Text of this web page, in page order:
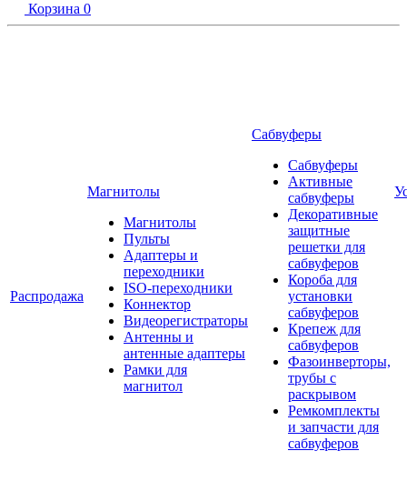
Корзина 0
Распродажа
Магнитолы
Магнитолы
Пульты
Адаптеры и
переходники
ISO-переходники
Коннектор
Видеорегистраторы
Антенны и
антенные адаптеры
Рамки для
магнитол
Сабвуферы
Сабвуферы
Активные
сабвуферы
Декоративные
защитные
решетки для
сабвуферов
Короба для
установки
сабвуферов
Крепеж для
сабвуферов
Фазоинверторы,
трубы с
раскрывом
Ремкомплекты
и запчасти для
сабвуферов